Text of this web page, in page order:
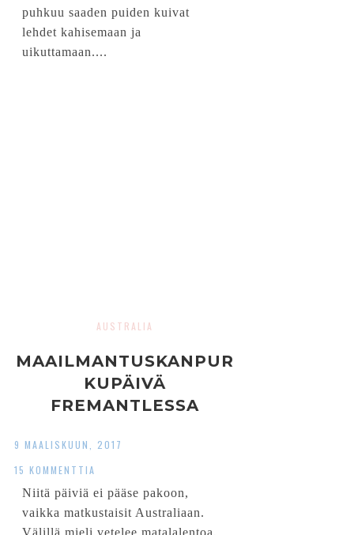
puhkuu saaden puiden kuivat
lehdet kahisemaan ja
uikuttamaan....
AUSTRALIA
MAAILMANTUSKANPUR
KUPÄIVÄ
FREMANTLESSA
9 MAALISKUUN, 2017
15 KOMMENTTIA
Niitä päiviä ei pääse pakoon,
vaikka matkustaisit Australiaan.
Välillä mieli vetelee matalalentoa,